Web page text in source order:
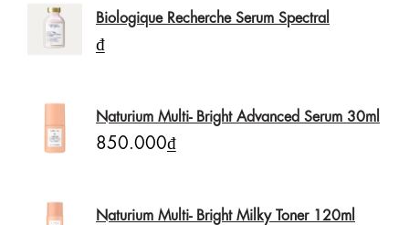
Biologique Recherche Serum Spectral
₫
Naturium Multi- Bright Advanced Serum 30ml
850.000₫
Naturium Multi- Bright Milky Toner 120ml